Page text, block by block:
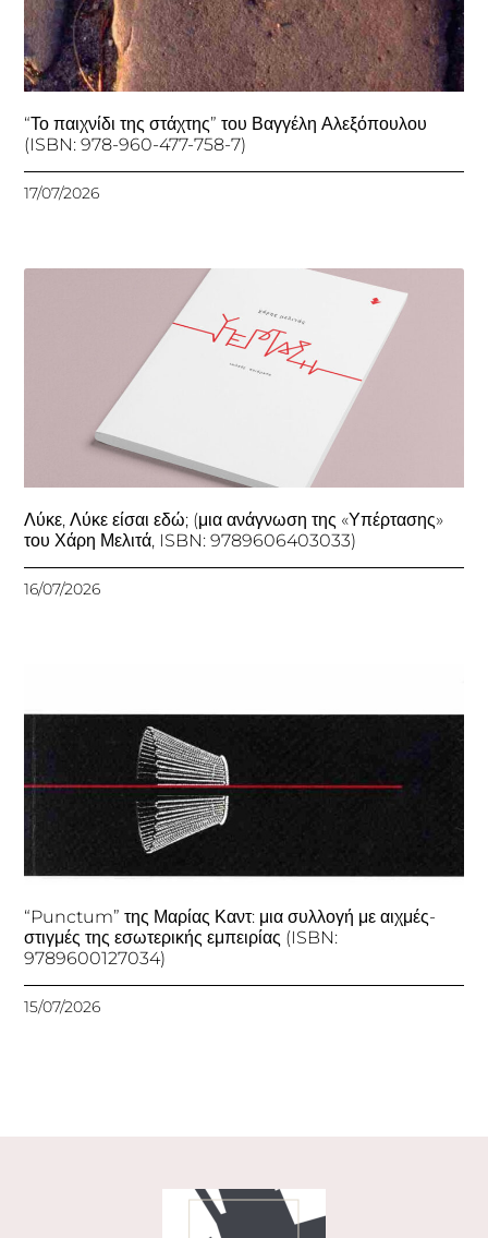
“Το παιχνίδι της στάχτης” του Βαγγέλη Αλεξόπουλου
(ISBN: 978-960-477-758-7)
17/07/2026
Λύκε, Λύκε είσαι εδώ; (μια ανάγνωση της «Υπέρτασης»
του Χάρη Μελιτά, ISBN: 9789606403033)
16/07/2026
“Punctum” της Μαρίας Καντ: μια συλλογή με αιχμές-
στιγμές της εσωτερικής εμπειρίας (ISBN:
9789600127034)
15/07/2026